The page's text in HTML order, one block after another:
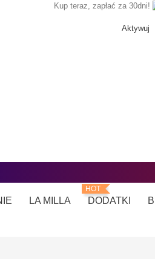
Kup teraz, zapłać za 30dni!
Aktywuj
LA MILLA
HOT
DODATKI